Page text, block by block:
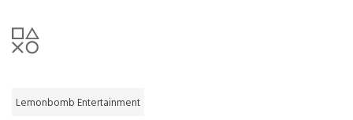
Lemonbomb Entertainment